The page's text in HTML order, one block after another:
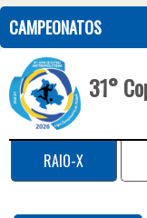
CAMPEONATOS
31°
RAIO-X